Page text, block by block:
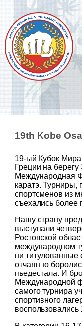
19th Kobe
19-ый Кубок Мира
Греции на
Международная
каратэ.
спортсменов из
съехались более
Нашу страну
выступали
Ростовской
международном
ни титулованные
отчаянно
пьедестала. И
Международной
самого турнира
спортивного